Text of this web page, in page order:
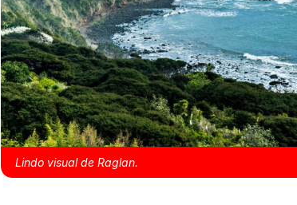
Lindo visual de Raglan.